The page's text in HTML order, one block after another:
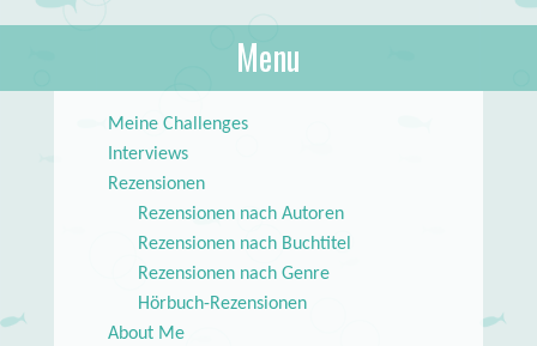
About Books
lilstar.de
Menu
Meine Challenges
Interviews
Rezensionen
Rezensionen nach Autoren
Rezensionen nach Buchtitel
Rezensionen nach Genre
Hörbuch-Rezensionen
About Me